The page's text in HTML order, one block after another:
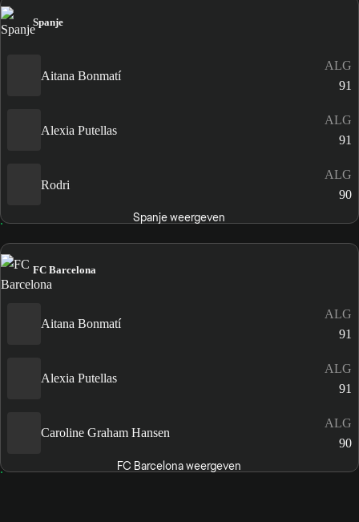
Spanje
Aitana Bonmatí
ALG
91
Alexia Putellas
ALG
91
Rodri
ALG
90
Spanje weergeven
FC Barcelona
Aitana Bonmatí
ALG
91
Alexia Putellas
ALG
91
Caroline Graham Hansen
ALG
90
FC Barcelona weergeven